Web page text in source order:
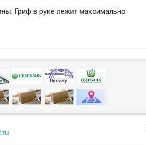
Гриф в руке лежит максимально